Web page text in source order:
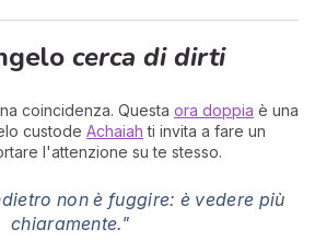
cerca di dirti
coincidenza. Questa ora doppia è una
custode Achaiah ti invita a fare un
l'attenzione su te stesso.
non è fuggire: è vedere più
chiaramente."